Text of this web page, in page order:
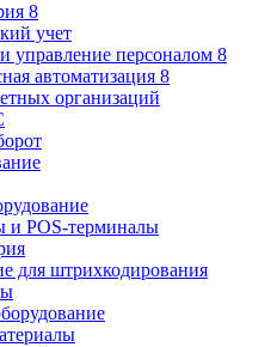
8
учет
управление персоналом 8
автоматизация 8
организаций
и POS-терминалы
для штрихкодирования